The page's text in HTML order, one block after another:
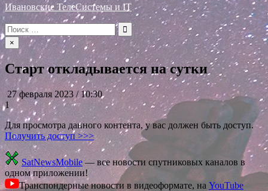
Ивановские ТелеСистемы и IT
Искать:
×
Старт откладывается на сутки
27 февраля 2023 / 10:30
1
Для просмотра данного контента, у вас должен быть доступ.
Получить доступ >>>
SatNewsMobile— все новости спутниковых каналов в
одном приложении!
Транспондерные новости в видеоформате, на YouTube